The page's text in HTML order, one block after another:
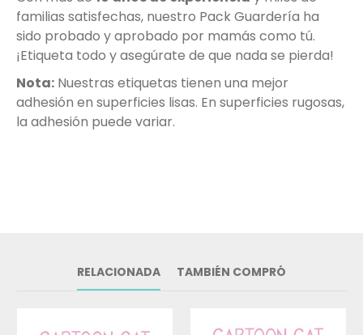
familias satisfechas, nuestro Pack Guardería ha
sido probado y aprobado por mamás como tú.
¡Etiqueta todo y asegúrate de que nada se pierda!
Nota: Nuestras etiquetas tienen una mejor
adhesión en superficies lisas. En superficies rugosas,
la adhesión puede variar.
RELACIONADA TAMBIÉN COMPRÓ